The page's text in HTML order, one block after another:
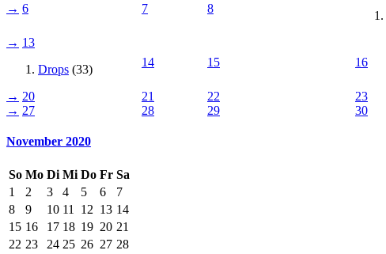
→ 6 7 8
→ 13
Drops (33)
14 15 16
→ 20 21 22 23
→ 27 28 29 30
November 2020
So Mo Di Mi Do Fr Sa
1
2 3 4 5 6
7
8
9 10 11 12 13 14
15 16 17 18 19 20 21
22 23 24 25 26 27 28